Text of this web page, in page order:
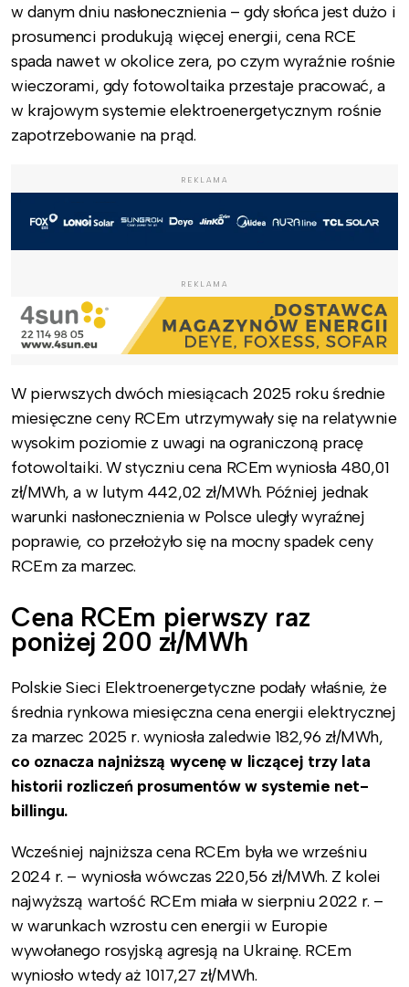
w danym dniu nasłonecznienia – gdy słońca jest dużo i
prosumenci produkują więcej energii, cena RCE
spada nawet w okolice zera, po czym wyraźnie rośnie
wieczorami, gdy fotowoltaika przestaje pracować, a
w krajowym systemie elektroenergetycznym rośnie
zapotrzebowanie na prąd.
REKLAMA
REKLAMA
W pierwszych dwóch miesiącach 2025 roku średnie
miesięczne ceny RCEm utrzymywały się na relatywnie
wysokim poziomie z uwagi na ograniczoną pracę
fotowoltaiki. W styczniu cena RCEm wyniosła 480,01
zł/MWh, a w lutym 442,02 zł/MWh. Później jednak
warunki nasłonecznienia w Polsce uległy wyraźnej
poprawie, co przełożyło się na mocny spadek ceny
RCEm za marzec.
Cena RCEm pierwszy raz
poniżej 200 zł/MWh
Polskie Sieci Elektroenergetyczne podały właśnie, że
średnia rynkowa miesięczna cena energii elektrycznej
za marzec 2025 r. wyniosła zaledwie 182,96 zł/MWh,
co oznacza najniższą wycenę w liczącej trzy lata
historii rozliczeń prosumentów w systemie net-
billingu.
Wcześniej najniższa cena RCEm była we wrześniu
2024 r. – wyniosła wówczas 220,56 zł/MWh. Z kolei
najwyższą wartość RCEm miała w sierpniu 2022 r. –
w warunkach wzrostu cen energii w Europie
wywołanego rosyjską agresją na Ukrainę. RCEm
wyniosło wtedy aż 1017,27 zł/MWh.